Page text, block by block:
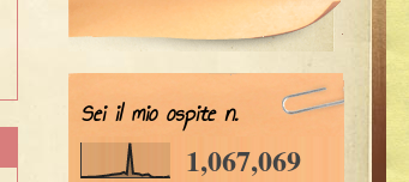
Sei il mio ospite n.
1,067,069